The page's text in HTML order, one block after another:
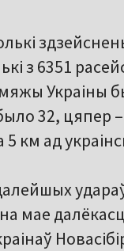
з 6351
мяжы Украіны
32, цяпер
км ад
мае